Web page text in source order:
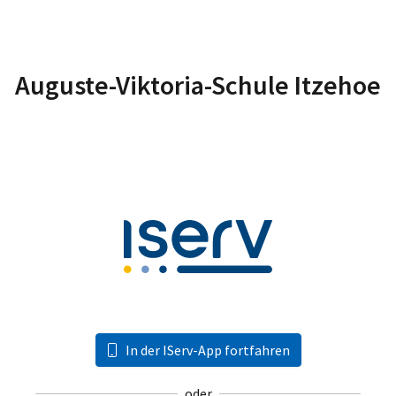
Auguste-Viktoria-Schule Itzehoe
In der IServ-App fortfahren